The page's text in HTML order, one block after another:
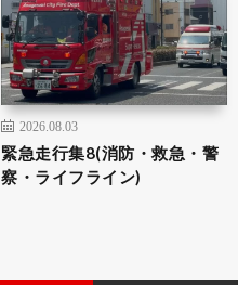
2026.08.03
緊急走行集8(消防・救急・警
察・ライフライン)